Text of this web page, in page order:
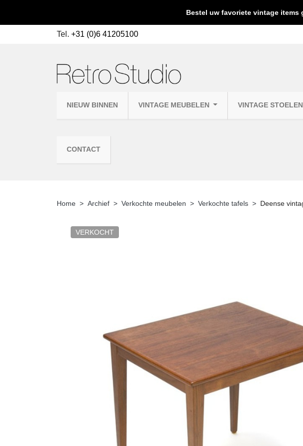
Bestel uw favoriete vintage items
Tel. +31 (0)6 41205100
NIEUW BINNEN VINTAGE MEUBELEN VINTAGE STOELEN
CONTACT
Home Archief Verkochte meubelen Verkochte tafels Deense
VERKOCHT